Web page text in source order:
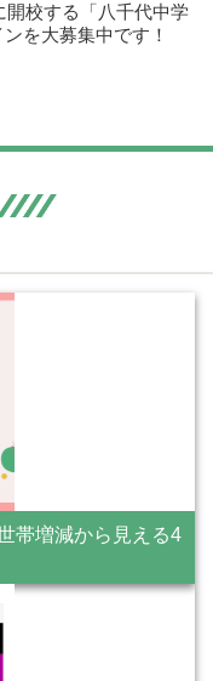
開校する「八千代中学
を大募集中です！
帯増減から見える4